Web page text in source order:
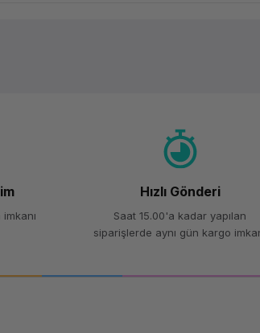
Hızlı Gönderi
Saat 15.00'a kadar yapılan
siparişlerde aynı gün kargo